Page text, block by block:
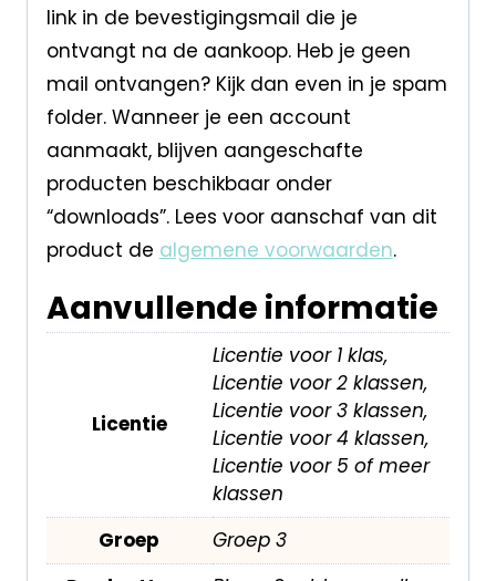
link in de bevestigingsmail die je
ontvangt na de aankoop. Heb je geen
mail ontvangen? Kijk dan even in je spam
folder. Wanneer je een account
aanmaakt, blijven aangeschafte
producten beschikbaar onder
“downloads”. Lees voor aanschaf van dit
product de algemene voorwaarden.
Aanvullende informatie
Licentie
Licentie voor 1 klas,
Licentie voor 2 klassen,
Licentie voor 3 klassen,
Licentie voor 4 klassen,
Licentie voor 5 of meer
klassen
Groep
Groep 3